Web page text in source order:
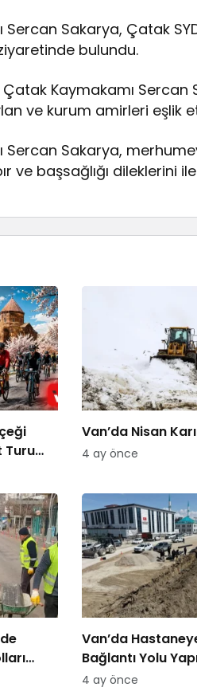
Sakarya, Çatak
bulundu.
Kaymakamı Sercan
ve kurum amirleri eşlik
Sercan Sakarya,
ve başsağlığı dileklerini
Turu
Van’da Nisan
4 ay önce
Van’da
Bağlantı Yolu
4 ay önce